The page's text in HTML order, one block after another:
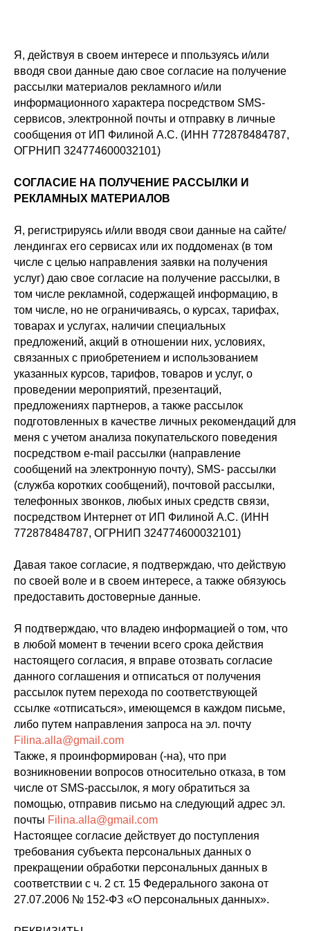
Я, действуя в своем интересе и ппользуясь и/или
вводя свои данные даю свое согласие на получение
рассылки материалов рекламного и/или
информационного характера посредством SMS-
сервисов, электронной почты и отправку в личные
сообщения от ИП Филиной А.С. (ИНН 772878484787,
ОГРНИП 324774600032101)
СОГЛАСИЕ НА ПОЛУЧЕНИЕ РАССЫЛКИ И
РЕКЛАМНЫХ МАТЕРИАЛОВ
Я, регистрируясь и/или вводя свои данные на сайте/
лендингах его сервисах или их поддоменах (в том
числе с целью направления заявки на получения
услуг) даю свое согласие на получение рассылки, в
том числе рекламной, содержащей информацию, в
том числе, но не ограничиваясь, о курсах, тарифах,
товарах и услугах, наличии специальных
предложений, акций в отношении них, условиях,
связанных с приобретением и использованием
указанных курсов, тарифов, товаров и услуг, о
проведении мероприятий, презентаций,
предложениях партнеров, а также рассылок
подготовленных в качестве личных рекомендаций для
меня с учетом анализа покупательского поведения
посредством e-mail рассылки (направление
сообщений на электронную почту), SMS- рассылки
(служба коротких сообщений), почтовой рассылки,
телефонных звонков, любых иных средств связи,
посредством Интернет от ИП Филиной А.С. (ИНН
772878484787, ОГРНИП 324774600032101)
Давая такое согласие, я подтверждаю, что действую
по своей воле и в своем интересе, а также обязуюсь
предоставить достоверные данные.
Я подтверждаю, что владею информацией о том, что
в любой момент в течении всего срока действия
настоящего согласия, я вправе отозвать согласие
данного соглашения и отписаться от получения
рассылок путем перехода по соответствующей
ссылке «отписаться», имеющемся в каждом письме,
либо путем направления запроса на эл. почту
Filina.alla@gmail.com
Также, я проинформирован (-на), что при
возникновении вопросов относительно отказа, в том
числе от SMS-рассылок, я могу обратиться за
помощью, отправив письмо на следующий адрес эл.
почты Filina.alla@gmail.com
Настоящее согласие действует до поступления
требования субъекта персональных данных о
прекращении обработки персональных данных в
соответствии с ч. 2 ст. 15 Федерального закона от
27.07.2006 № 152-ФЗ «О персональных данных».